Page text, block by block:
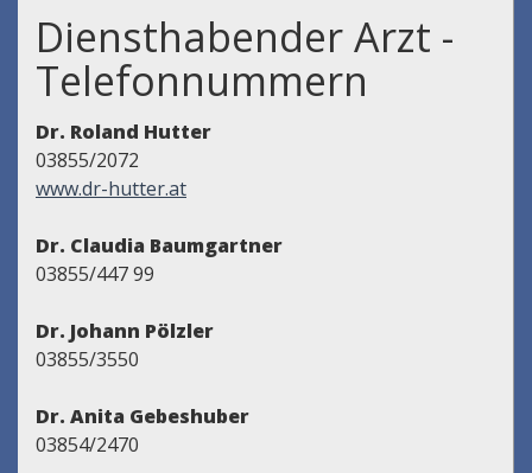
Diensthabender Arzt -
Telefonnummern
Dr. Roland Hutter
03855/2072
www.dr-hutter.at
Dr. Claudia Baumgartner
03855/447 99
Dr. Johann Pölzler
03855/3550
Dr. Anita Gebeshuber
03854/2470